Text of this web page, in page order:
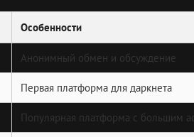
Особенности
Анонимный обмен и обсуждение
Первая платформа для даркнета
Популярная платформа с большим